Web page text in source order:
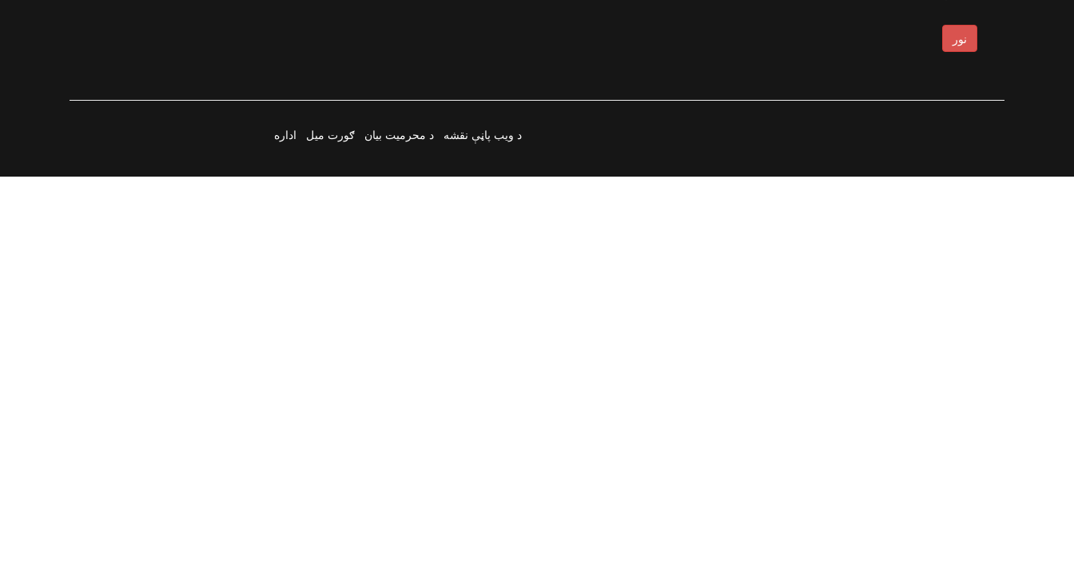
نور
د ویب پاڼې نقشه د محرمیت بیان ګورت میل اداره